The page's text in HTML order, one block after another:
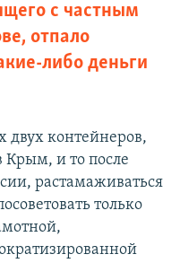
с частным
отпало
либо деньги
двух контейнеров,
и то после
растамаживаться
только